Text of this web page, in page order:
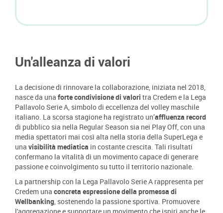
Un'alleanza di valori
La decisione di rinnovare la collaborazione, iniziata nel 2018,
nasce da una forte condivisione di valori tra Credem e la Lega
Pallavolo Serie A, simbolo di eccellenza del volley maschile
italiano. La scorsa stagione ha registrato un’affluenza record
di pubblico sia nella Regular Season sia nei Play Off, con una
media spettatori mai così alta nella storia della SuperLega e
una visibilità mediatica in costante crescita. Tali risultati
confermano la vitalità di un movimento capace di generare
passione e coinvolgimento su tutto il territorio nazionale.
La partnership con la Lega Pallavolo Serie A rappresenta per
Credem una concreta espressione della promessa di
Wellbanking, sostenendo la passione sportiva. Promuovere